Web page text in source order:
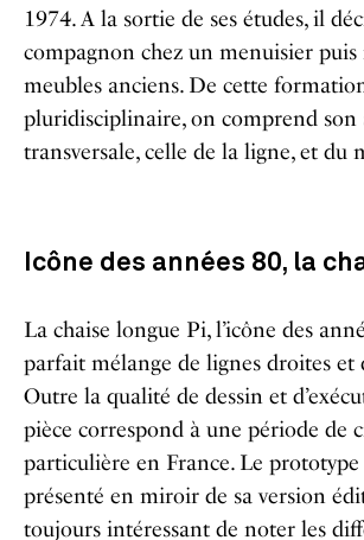
1974. A la sortie de ses études, il
compagnon chez un menuisier puis
meubles anciens. De cette
pluridisciplinaire, on comprend son
transversale, celle de la ligne, et du
Icône des années 80, la
La chaise longue Pi, l’icône des
parfait mélange de lignes droites et
Outre la qualité de dessin et
pièce correspond à une période de
particulière en France. Le
présenté en miroir de sa version
toujours intéressant de noter les